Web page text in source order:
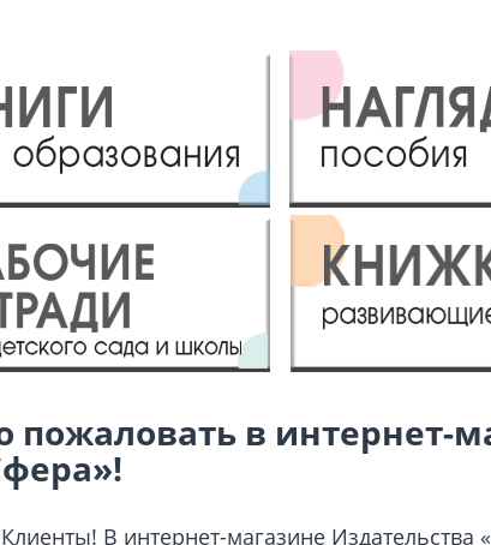
пожаловать в интернет-
В интернет-магазине